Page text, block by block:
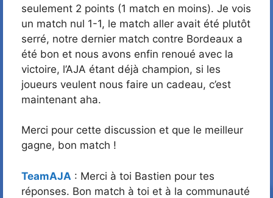
seulement 2 points (1 match en moins). Je vois
un match nul 1-1, le match aller avait été plutôt
serré, notre dernier match contre Bordeaux a
été bon et nous avons enfin renoué avec la
victoire, l’AJA étant déjà champion, si les
joueurs veulent nous faire un cadeau, c’est
maintenant aha.
Merci pour cette discussion et que le meilleur
gagne, bon match !
TeamAJA : Merci à toi Bastien pour tes
réponses. Bon match à toi et à la communauté